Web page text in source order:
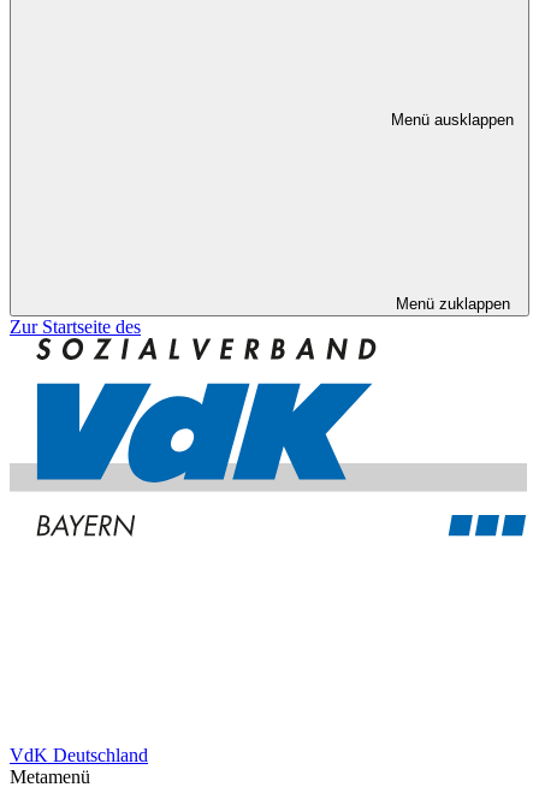
Menü ausklappen
Menü zuklappen
Zur Startseite des
VdK Deutschland
Metamenü